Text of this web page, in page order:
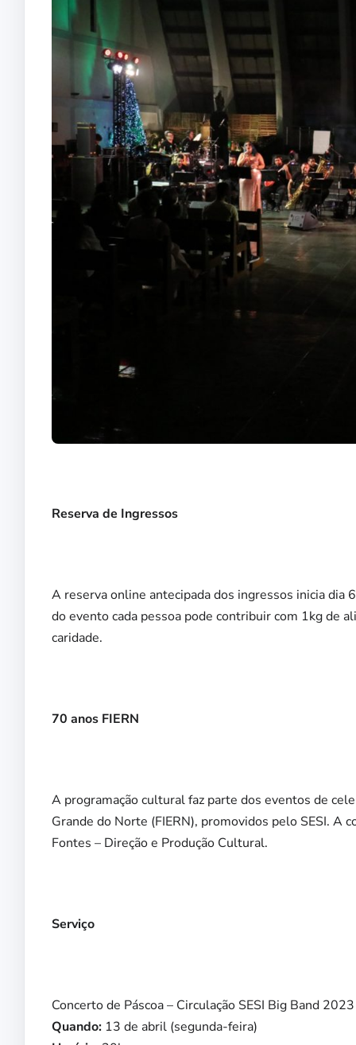
Reserva de Ingressos
A reserva online antecipada dos ingressos inicia dia
do evento cada pessoa pode contribuir com 1kg de
caridade.
70 anos FIERN
A programação cultural faz parte dos eventos de
Grande do Norte (FIERN), promovidos pelo SESI. A
Fontes – Direção e Produção Cultural.
Serviço
Concerto de Páscoa – Circulação SESI Big Band 2023
Quando: 13 de abril (segunda-feira)